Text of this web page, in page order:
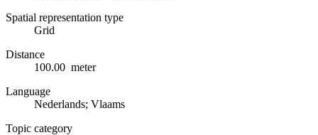
Spatial representation type
Grid
Distance
100.00 meter
Language
Nederlands; Vlaams
Topic category